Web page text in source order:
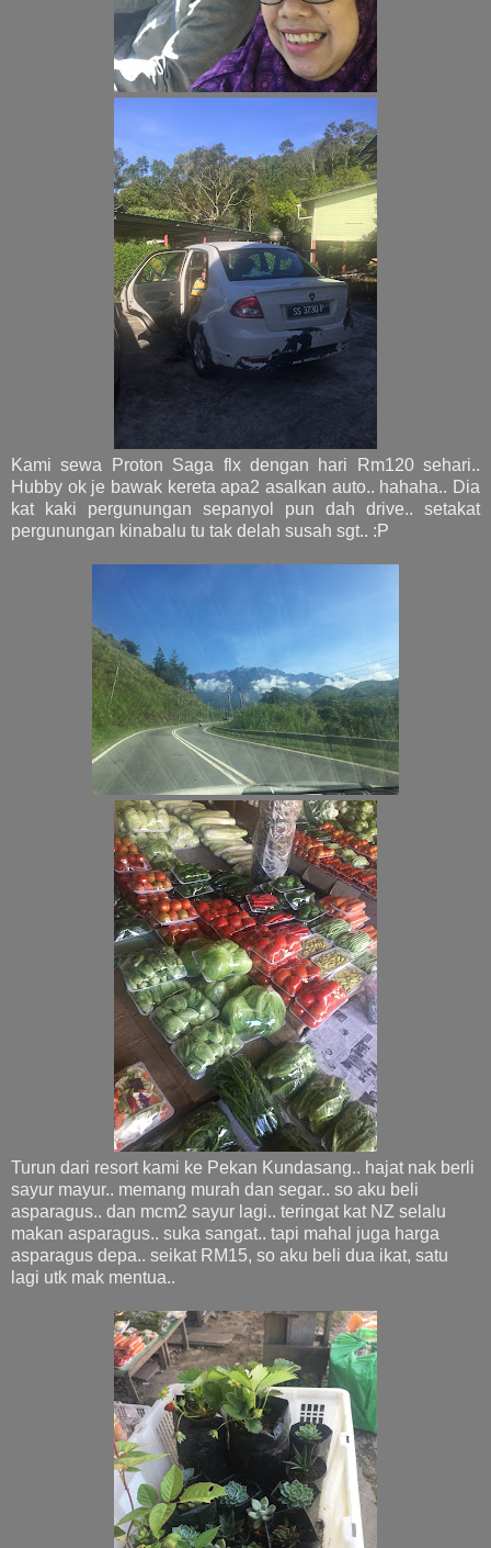
Kami sewa Proton Saga flx dengan hari Rm120 sehari..
Hubby ok je bawak kereta apa2 asalkan auto.. hahaha.. Dia
kat kaki pergunungan sepanyol pun dah drive.. setakat
pergunungan kinabalu tu tak delah susah sgt.. :P
Turun dari resort kami ke Pekan Kundasang.. hajat nak berli
sayur mayur.. memang murah dan segar.. so aku beli
asparagus.. dan mcm2 sayur lagi.. teringat kat NZ selalu
makan asparagus.. suka sangat.. tapi mahal juga harga
asparagus depa.. seikat RM15, so aku beli dua ikat, satu
lagi utk mak mentua..